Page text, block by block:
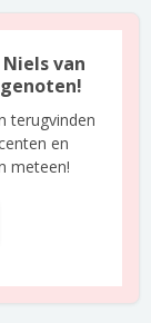
van
terugvinden
en
meteen!